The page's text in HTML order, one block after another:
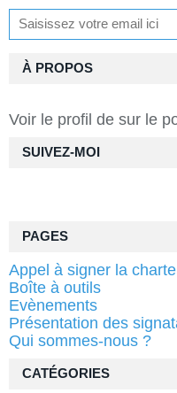
SUIVEZ-MOI
À PROPOS
Voir le profil de sur le
PAGES
Appel à signer la
Boîte à outils
Evènements
Présentation des
Qui sommes-nous ?
CATÉGORIES